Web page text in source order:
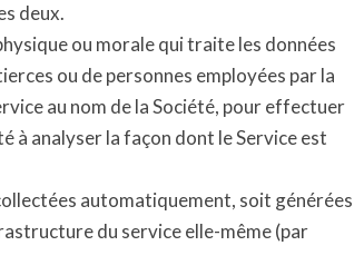
deux.
ou morale qui traite les données
ou de personnes employées par la
au nom de la Société, pour effectuer
à analyser la façon dont le Service est
automatiquement, soit générées
du service elle-même (par